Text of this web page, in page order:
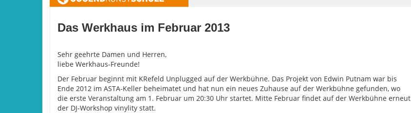
Das Werkhaus im Februar 2013
Sehr geehrte Damen und Herren,
liebe Werkhaus-Freunde!
Der Februar beginnt mit KRefeld Unplugged auf der Werkbühne. Das Projekt von Edwin Putnam war bis
Ende 2012 im ASTA-Keller beheimatet und hat nun ein neues Zuhause auf der Werkbühne gefunden, wo
die erste Veranstaltung am 1. Februar um 20:30 Uhr startet. Mitte Februar findet auf der Werkbühne erneut
der DJ-Workshop vinylity statt.